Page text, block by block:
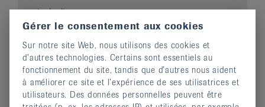
métabolisme
microbiome
mitochondries
Mobilité
motricité
mouvement
Gérer le consentement aux cookies
Sur notre site Web, nous utilisons des cookies et
d’autres technologies. Certains sont essentiels au
fonctionnement du site, tandis que d’autres nous aident
à améliorer ce site et l’expérience de ses utilisatrices et
utilisateurs. Des données personnelles peuvent être